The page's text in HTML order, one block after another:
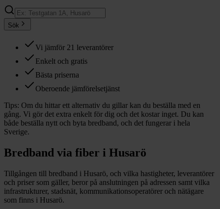
Sök
Vi jämför 21 leverantörer
Enkelt och gratis
Bästa priserna
Oberoende jämförelsetjänst
Tips: Om du hittar ett alternativ du gillar kan du beställa med en
gång. Vi gör det extra enkelt för dig och det kostar inget. Du kan
både beställa nytt och byta bredband, och det fungerar i hela
Sverige.
Bredband via fiber i Husarö
Tillgången till bredband i Husarö, och vilka hastigheter, leverantörer
och priser som gäller, beror på anslutningen på adressen samt vilka
infrastrukturer, stadsnät, kommunikationsoperatörer och nätägare
som finns i Husarö.